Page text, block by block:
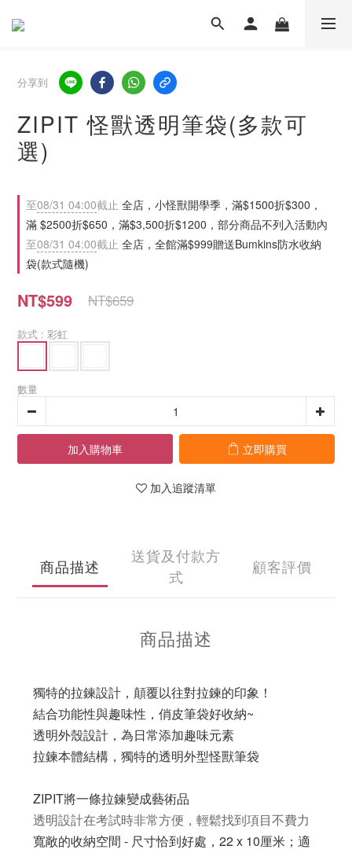
分享到
ZIPIT 怪獸透明筆袋(多款可
選)
至08/31 04:00截止 全店，小怪獸開學季，滿$1500折$300，
滿 $2500折$650，滿$3,500折$1200，部分商品不列入活動內
至08/31 04:00截止 全店，全館滿$999贈送Bumkins防水收納
袋(款式隨機)
NT$599 NT$659
款式 : 彩虹
數量
加入購物車 立即購買
加入追蹤清單
商品描述
送貨及付款方
式
顧客評價
商品描述
獨特的拉鍊設計，顛覆以往對拉鍊的印象！
結合功能性與趣味性，俏皮筆袋好收納~
透明外殼設計，為日常添加趣味元素
拉鍊本體結構 ， 獨特的透明外型怪獸筆袋
ZIPIT將一條拉鍊變成藝術品
透明設計在考試時非常方便，輕鬆找到項目不費力
寬敞的收納空間 - 尺寸恰到好處，22 x 10厘米；適